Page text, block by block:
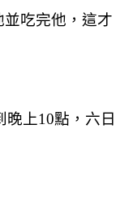
吃完他，這才
上10點，六日